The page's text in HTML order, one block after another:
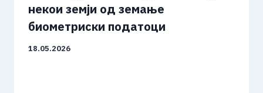
некои земји од земање
биометриски податоци
18.05.2026